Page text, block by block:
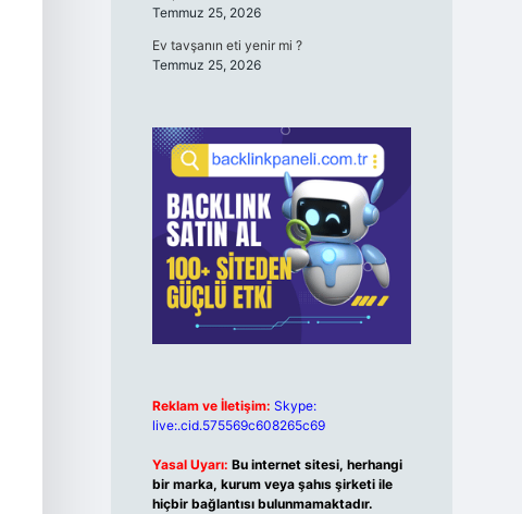
Temmuz 25, 2026
Ev tavşanın eti yenir mi ?
Temmuz 25, 2026
Reklam ve İletişim: Skype:
live:.cid.575569c608265c69
Yasal Uyarı: Bu internet sitesi, herhangi
bir marka, kurum veya şahıs şirketi ile
hiçbir bağlantısı bulunmamaktadır.